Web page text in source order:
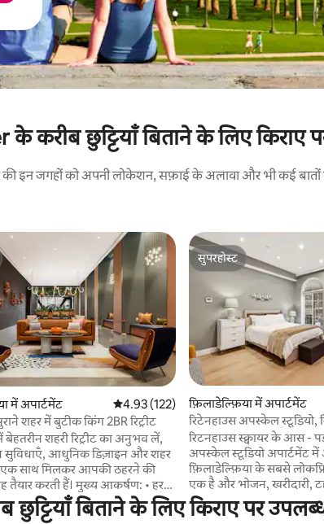
करीब छुट्टियाँ बिताने के लिए किराए
इन जगहों को अपनी लोकेशन, सफ़ाई के अलावा और भी कई बातों
में अपार्टमेंट औसत रेटिंग 5 में से 4.93, 122 समीक्षाएँ
4.93 (122)
शहर में बुटीक किंग 2BR रिट्रीट
बेहतरीन शहरी रिट्रीट का अनुभव लें,
सुविधाएँ, आधुनिक डिज़ाइन और शहर
एक साथ मिलकर आपकी ठहरने की
हैं। मुख्य आकर्षण: • हर
अच्छी तरह साफ़-सफ़ाई की जाती है।
कॉफ़ी, ताज़ा लिनन और बाथरूम के
सुपरहोस्ट
सुपरहोस्ट
फ़िलाडेल्फ़िया में अपार्टमेंट
रिटेनहाउस अपस्केल
लॉन्ड्री 21 की सुविधा है
रिटनहाउस स्क्वायर के आस -
अपस्केल स्टूडियो अपार्टमेंट
फ़िलाडेल्फ़िया के सबसे
एक है और भोजन,
के लिए एक शानदार डेस्टिनेशन है।
निजी पूर्ण बाथरूम है जिसमें
बिताने के लिए किराए पर